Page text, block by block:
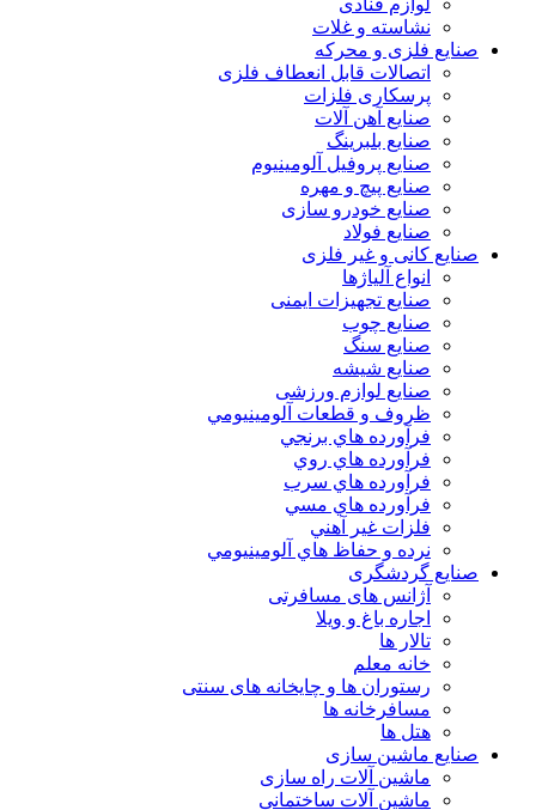
لوازم قنادی
نشاسته و غلات
صنایع فلزی و محرکه
اتصالات قابل انعطاف فلزی
پرسکاری فلزات
صنایع آهن آلات
صنایع بلبرینگ
صنایع پروفیل آلومینیوم
صنایع پیچ و مهره
صنایع خودرو سازی
صنایع فولاد
صنایع کانی و غیر فلزی
انواع آلياژها
صنایع تجهیزات ایمنی
صنایع چوب
صنایع سنگ
صنایع شیشه
صنایع لوازم ورزشی
ظروف و قطعات آلومينيومي
فرآورده هاي برنجي
فرآورده هاي روي
فرآورده هاي سرب
فرآورده هاي مسي
فلزات غير آهني
نرده و حفاظ هاي آلومينيومي
صنایع گردشگری
آژانس های مسافرتی
اجاره باغ و ویلا
تالار ها
خانه معلم
رستوران ها و چایخانه های سنتی
مسافرخانه ها
هتل ها
صنایع ماشین سازی
ماشین آلات راه سازی
ماشین آلات ساختمانی